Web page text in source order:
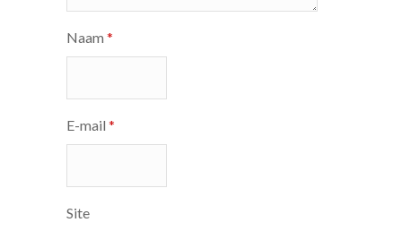
Naam *
E-mail *
Site